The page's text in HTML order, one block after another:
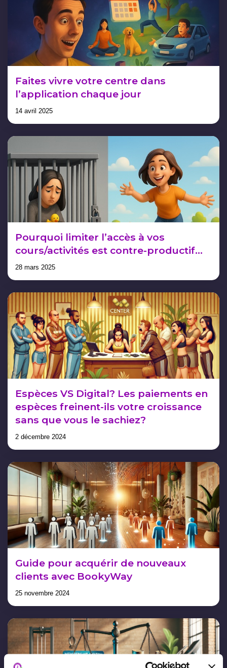
Faites vivre votre centre dans
l’application chaque jour
14 avril 2025
Pourquoi limiter l’accès à vos
cours/activités est contre-productif…
28 mars 2025
Espèces VS Digital? Les paiements en
espèces freinent-ils votre croissance
sans que vous le sachiez?
2 décembre 2024
Guide pour acquérir de nouveaux
clients avec BookyWay
25 novembre 2024